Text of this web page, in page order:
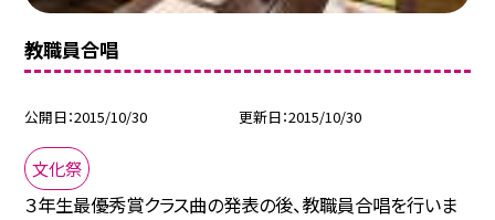
教職員合唱
公開日 2015/10/30 更新日 2015/10/30
文化祭
３年生最優秀賞クラス曲の発表の後、教職員合唱を行いま